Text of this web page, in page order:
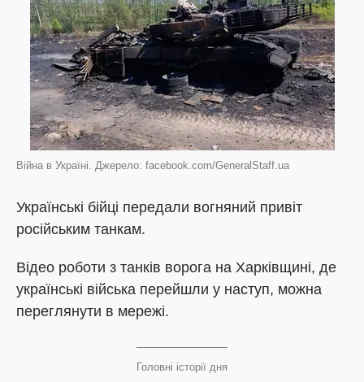
Війна в Україні. Джерело: facebook.com/GeneralStaff.ua
Українські бійці передали вогняний привіт
російським танкам.
Відео роботи з танків ворога на Харківщині, де
українські війська перейшли у наступ, можна
переглянути в мережі.
Головні історії дня